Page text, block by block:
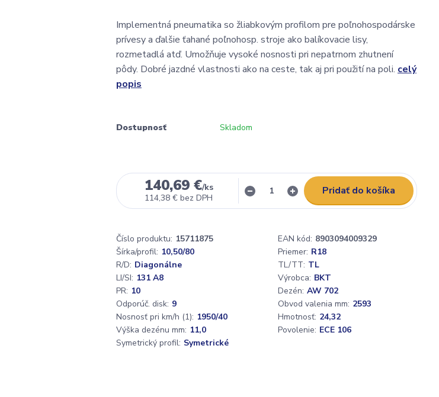
Implementná pneumatika so žliabkovým profilom pre poľnohospodárske
prívesy a ďalšie ťahané poľnohosp. stroje ako balíkovacie lisy,
rozmetadlá atď. Umožňuje vysoké nosnosti pri nepatrnom zhutnení
pôdy. Dobré jazdné vlastnosti ako na ceste, tak aj pri použití na poli. celý
popis
Dostupnosť Skladom
140,69 €/ks
114,38 € bez DPH
Pridať do košíka
Číslo produktu: 15711875 EAN kód: 8903094009329
Šírka/profil: 10,50/80 Priemer: R18
R/D: Diagonálne TL/TT: TL
LI/SI: 131 A8 Výrobca: BKT
PR: 10 Dezén: AW 702
Odporúč. disk: 9 Obvod valenia mm: 2593
Nosnosť pri km/h (1): 1950/40 Hmotnosť: 24,32
Výška dezénu mm: 11,0 Povolenie: ECE 106
Symetrický profil: Symetrické